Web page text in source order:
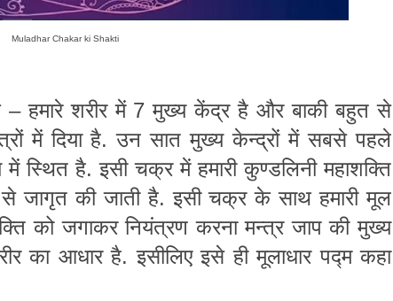
Muladhar Chakar ki Shakti
– हमारे शरीर में 7 मुख्य केंद्र है और बाकी बहुत से
में दिया है. उन सात मुख्य केन्द्रों में सबसे पहले
स्थित है. इसी चक्र में हमारी कुण्डलिनी महाशक्ति
से जागृत की जाती है. इसी चक्र के साथ हमारी मूल
को जगाकर नियंत्रण करना मन्त्र जाप की मुख्य
का आधार है. इसीलिए इसे ही मूलाधार पद्म कहा